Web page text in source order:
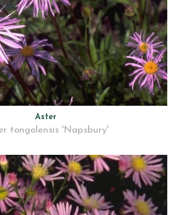
Aster
tongolensis 'Napsbury'